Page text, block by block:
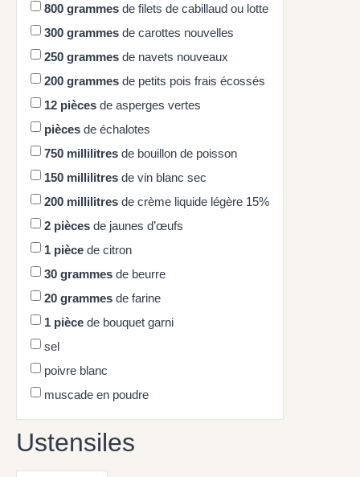
800 grammes de filets de cabillaud ou lotte
300 grammes de carottes nouvelles
250 grammes de navets nouveaux
200 grammes de petits pois frais écossés
12 pièces de asperges vertes
pièces de échalotes
750 millilitres de bouillon de poisson
150 millilitres de vin blanc sec
200 millilitres de crème liquide légère 15%
2 pièces de jaunes d’œufs
1 pièce de citron
30 grammes de beurre
20 grammes de farine
1 pièce de bouquet garni
sel
poivre blanc
muscade en poudre
Ustensiles